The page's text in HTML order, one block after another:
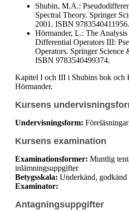
Shubin, M.A.:
Spectral Theory. Springer
2001. ISBN 9783540411956.
Hörmander, L.: The
Differential Operators III:
Operators. Springer Science
ISBN 9783540499374.
Kapitel I och III i Shubins bok
Hörmander.
Kursens
Undervisningsform: Föreläsningar
Kursens examination
Examinationsformer: Muntlig
inlämningsuppgifter
Betygsskala: Underkänd, godkänd
Examinator:
Antagningsuppgifter